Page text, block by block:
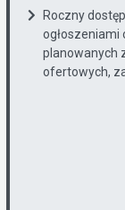
Roczny
ogłoszeniami
planowanych
ofertowych,